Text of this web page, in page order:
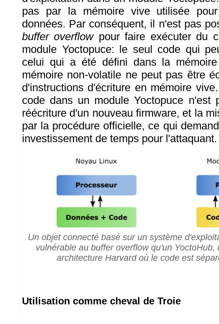
pas par la mémoire vive utilisée
données. Par conséquent, il n'est pas
buffer overflowpour faire exécuter du
module Yoctopuce: le seul code qui
celui qui a été défini dans la
mémoire non-volatile ne peut pas être
d'instructions d'écriture en mémoire
code dans un module Yoctopuce n'est
réécriture d'un nouveau firmware, et la
par la procédure officielle, ce qui
investissement de temps pour l'attaquant.
Un objet connecté basé sur un système
vulnérable au buffer overflow qu'un YoctoHub,
architecture Harvard où le code est
Utilisation comme cheval de Troie